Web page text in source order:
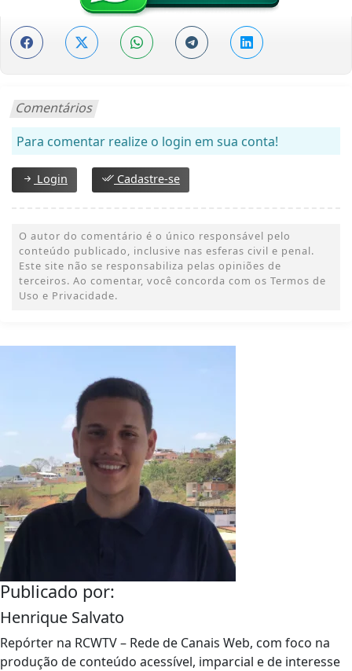
Comentários
Para comentar realize o login em sua conta!
Login Cadastre-se
O autor do comentário é o único responsável pelo
conteúdo publicado, inclusive nas esferas civil e penal.
Este site não se responsabiliza pelas opiniões de
terceiros. Ao comentar, você concorda com os Termos de
Uso e Privacidade.
Publicado por:
Henrique Salvato
Repórter na RCWTV – Rede de Canais Web, com foco na
produção de conteúdo acessível, imparcial e de interesse